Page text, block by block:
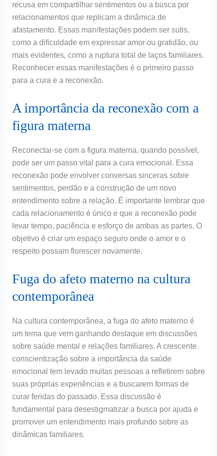
recusa em compartilhar sentimentos ou a busca por
relacionamentos que replicam a dinâmica de
afastamento. Essas manifestações podem ser sutis,
como a dificuldade em expressar amor ou gratidão, ou
mais evidentes, como a ruptura total de laços familiares.
Reconhecer essas manifestações é o primeiro passo
para a cura e a reconexão.
A importância da reconexão com a
figura materna
Reconectar-se com a figura materna, quando possível,
pode ser um passo vital para a cura emocional. Essa
reconexão pode envolver conversas sinceras sobre
sentimentos, perdão e a construção de um novo
entendimento sobre a relação. É importante lembrar que
cada relacionamento é único e que a reconexão pode
levar tempo, paciência e esforço de ambas as partes. O
objetivo é criar um espaço seguro onde o amor e o
respeito possam florescer novamente.
Fuga do afeto materno na cultura
contemporânea
Na cultura contemporânea, a fuga do afeto materno é
um tema que vem ganhando destaque em discussões
sobre saúde mental e relações familiares. A crescente
conscientização sobre a importância da saúde
emocional tem levado muitas pessoas a refletirem sobre
suas próprias experiências e a buscarem formas de
curar feridas do passado. Essa discussão é
fundamental para desestigmatizar a busca por ajuda e
promover um entendimento mais profundo sobre as
dinâmicas familiares.